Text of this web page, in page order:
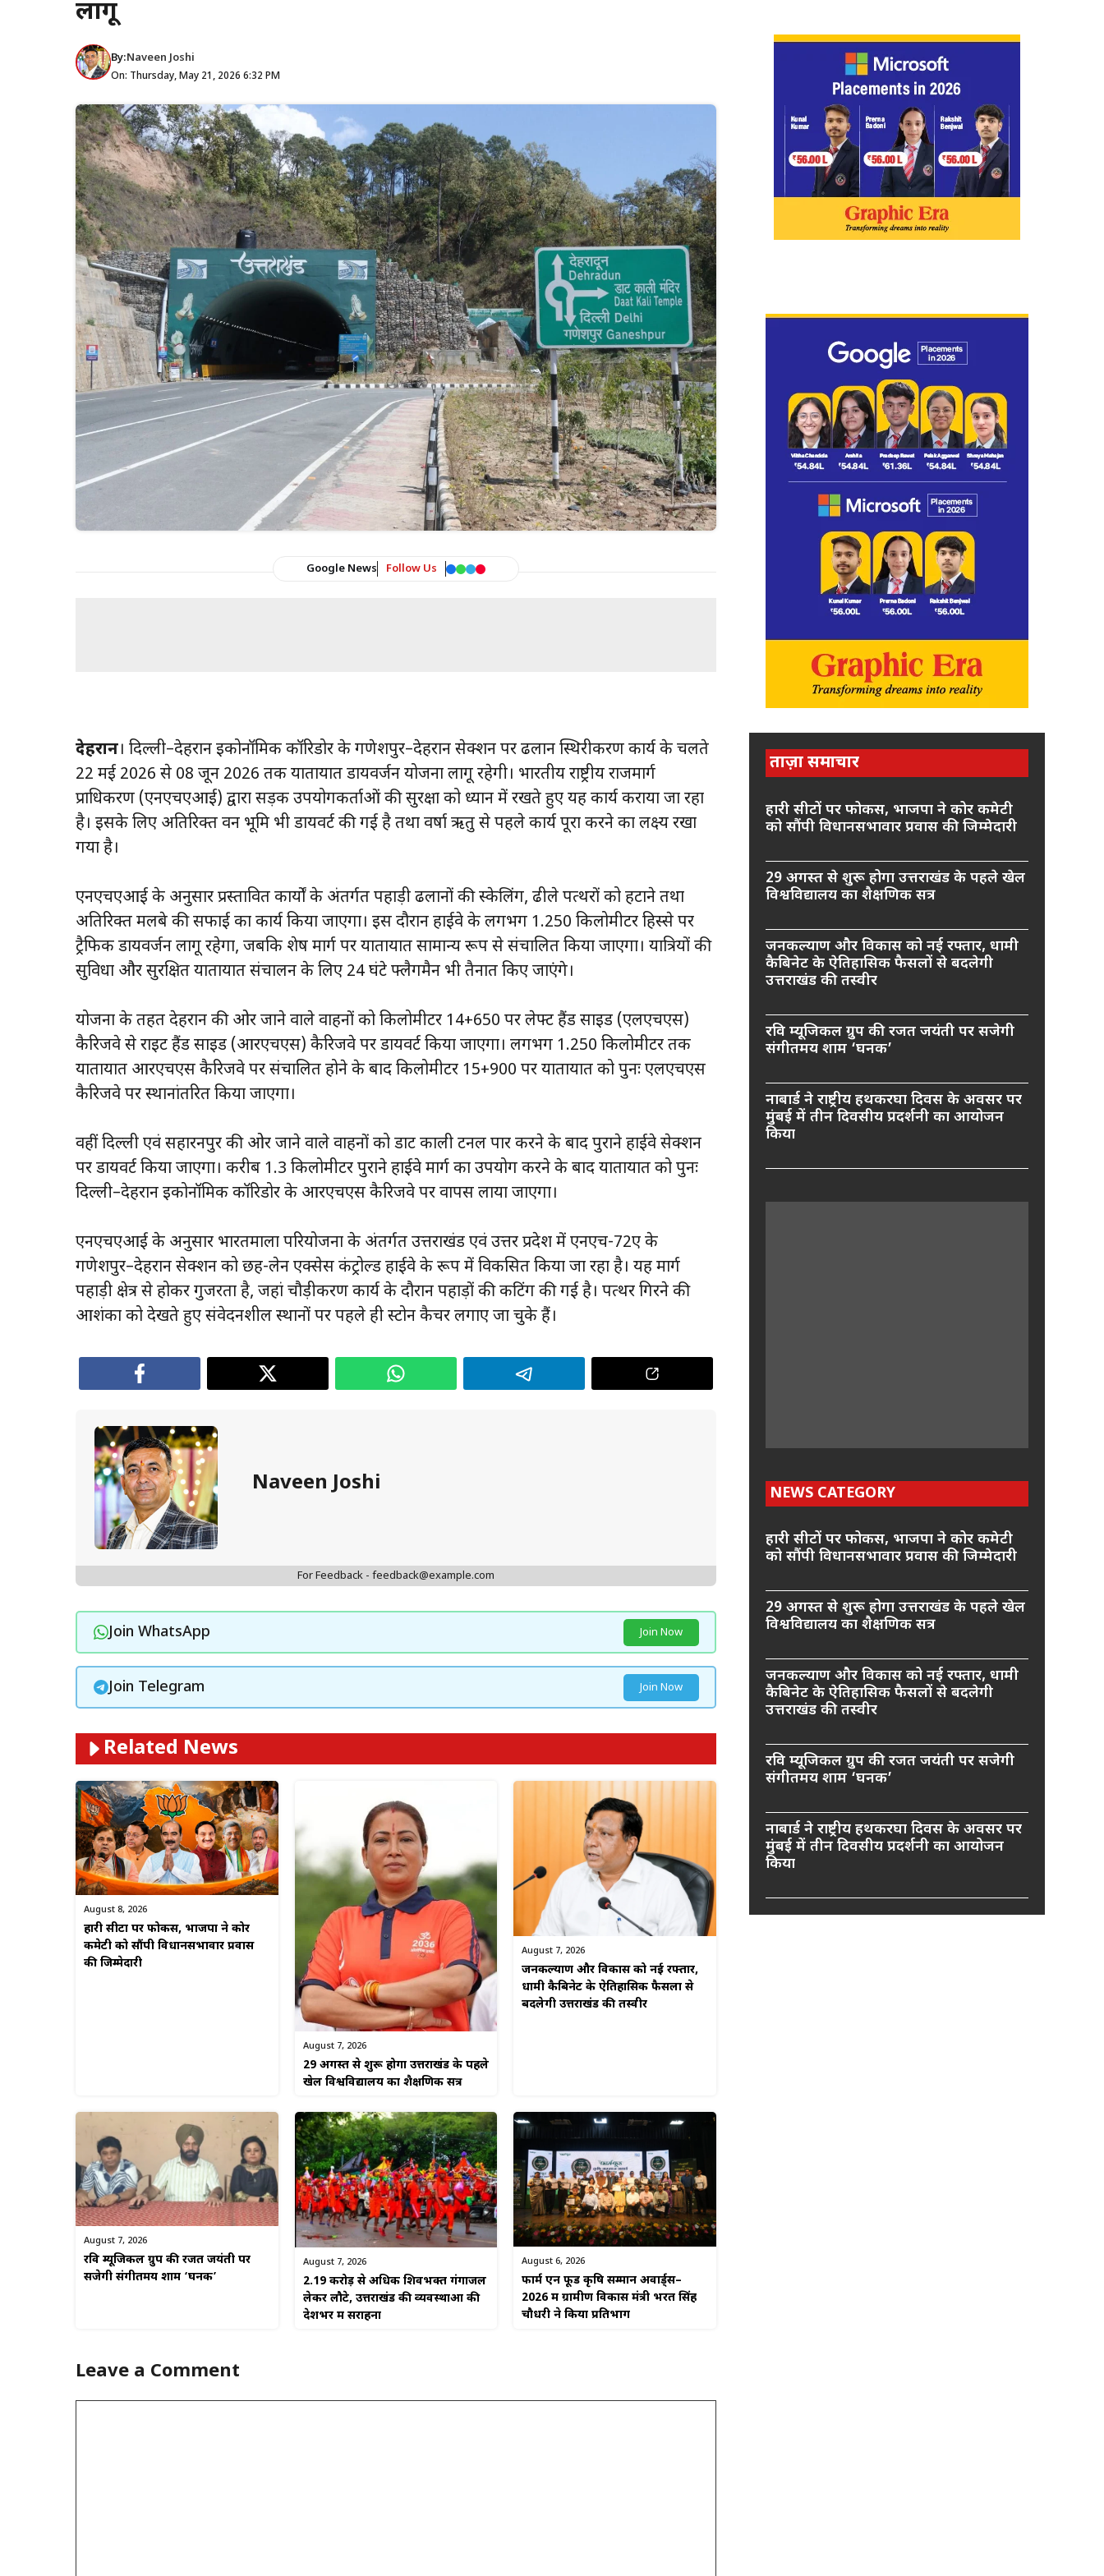
लागू
By:Naveen Joshi
On: Thursday, May 21, 2026 6:32 PM
Google News Follow Us
देहरादून। दिल्ली–देहरादून इकोनॉमिक कॉरिडोर के गणेशपुर–देहरादून सेक्शन पर ढलान स्थिरीकरण कार्य के चलते
22 मई 2026 से 08 जून 2026 तक यातायात डायवर्जन योजना लागू रहेगी। भारतीय राष्ट्रीय राजमार्ग
प्राधिकरण (एनएचएआई) द्वारा सड़क उपयोगकर्ताओं की सुरक्षा को ध्यान में रखते हुए यह कार्य कराया जा रहा
है। इसके लिए अतिरिक्त वन भूमि भी डायवर्ट की गई है तथा वर्षा ऋतु से पहले कार्य पूरा करने का लक्ष्य रखा
गया है।
एनएचएआई के अनुसार प्रस्तावित कार्यों के अंतर्गत पहाड़ी ढलानों की स्केलिंग, ढीले पत्थरों को हटाने तथा
अतिरिक्त मलबे की सफाई का कार्य किया जाएगा। इस दौरान हाईवे के लगभग 1.250 किलोमीटर हिस्से पर
ट्रैफिक डायवर्जन लागू रहेगा, जबकि शेष मार्ग पर यातायात सामान्य रूप से संचालित किया जाएगा। यात्रियों की
सुविधा और सुरक्षित यातायात संचालन के लिए 24 घंटे फ्लैगमैन भी तैनात किए जाएंगे।
योजना के तहत देहरादून की ओर जाने वाले वाहनों को किलोमीटर 14+650 पर लेफ्ट हैंड साइड (एलएचएस)
कैरिजवे से राइट हैंड साइड (आरएचएस) कैरिजवे पर डायवर्ट किया जाएगा। लगभग 1.250 किलोमीटर तक
यातायात आरएचएस कैरिजवे पर संचालित होने के बाद किलोमीटर 15+900 पर यातायात को पुनः एलएचएस
कैरिजवे पर स्थानांतरित किया जाएगा।
वहीं दिल्ली एवं सहारनपुर की ओर जाने वाले वाहनों को डाट काली टनल पार करने के बाद पुराने हाईवे सेक्शन
पर डायवर्ट किया जाएगा। करीब 1.3 किलोमीटर पुराने हाईवे मार्ग का उपयोग करने के बाद यातायात को पुनः
दिल्ली–देहरादून इकोनॉमिक कॉरिडोर के आरएचएस कैरिजवे पर वापस लाया जाएगा।
एनएचएआई के अनुसार भारतमाला परियोजना के अंतर्गत उत्तराखंड एवं उत्तर प्रदेश में एनएच-72ए के
गणेशपुर–देहरादून सेक्शन को छह-लेन एक्सेस कंट्रोल्ड हाईवे के रूप में विकसित किया जा रहा है। यह मार्ग
पहाड़ी क्षेत्र से होकर गुजरता है, जहां चौड़ीकरण कार्य के दौरान पहाड़ों की कटिंग की गई है। पत्थर गिरने की
आशंका को देखते हुए संवेदनशील स्थानों पर पहले ही स्टोन कैचर लगाए जा चुके हैं।
Naveen Joshi
For Feedback - feedback@example.com
Join WhatsApp Join Now
Join Telegram Join Now
Related News
August 8, 2026
हारी सीटों पर फोकस, भाजपा ने कोर
कमेटी को सौंपी विधानसभावार प्रवास
की जिम्मेदारी
August 7, 2026
29 अगस्त से शुरू होगा उत्तराखंड के पहले
खेल विश्वविद्यालय का शैक्षणिक सत्र
August 7, 2026
जनकल्याण और विकास को नई रफ्तार,
धामी कैबिनेट के ऐतिहासिक फैसलों से
बदलेगी उत्तराखंड की तस्वीर
August 7, 2026
रवि म्यूजिकल ग्रुप की रजत जयंती पर
सजेगी संगीतमय शाम ‘घनक’
August 7, 2026
2.19 करोड़ से अधिक शिवभक्त गंगाजल
लेकर लौटे, उत्तराखंड की व्यवस्थाओं की
देशभर में सराहना
August 6, 2026
फार्म एन फूड कृषि सम्मान अवार्ड्स–
2026 में ग्रामीण विकास मंत्री भरत सिंह
चौधरी ने किया प्रतिभाग
Leave a Comment
ताज़ा समाचार
हारी सीटों पर फोकस, भाजपा ने कोर कमेटी
को सौंपी विधानसभावार प्रवास की जिम्मेदारी
29 अगस्त से शुरू होगा उत्तराखंड के पहले खेल
विश्वविद्यालय का शैक्षणिक सत्र
जनकल्याण और विकास को नई रफ्तार, धामी
कैबिनेट के ऐतिहासिक फैसलों से बदलेगी
उत्तराखंड की तस्वीर
रवि म्यूजिकल ग्रुप की रजत जयंती पर सजेगी
संगीतमय शाम ‘घनक’
नाबार्ड ने राष्ट्रीय हथकरघा दिवस के अवसर पर
मुंबई में तीन दिवसीय प्रदर्शनी का आयोजन
किया
NEWS CATEGORY
हारी सीटों पर फोकस, भाजपा ने कोर कमेटी
को सौंपी विधानसभावार प्रवास की जिम्मेदारी
29 अगस्त से शुरू होगा उत्तराखंड के पहले खेल
विश्वविद्यालय का शैक्षणिक सत्र
जनकल्याण और विकास को नई रफ्तार, धामी
कैबिनेट के ऐतिहासिक फैसलों से बदलेगी
उत्तराखंड की तस्वीर
रवि म्यूजिकल ग्रुप की रजत जयंती पर सजेगी
संगीतमय शाम ‘घनक’
नाबार्ड ने राष्ट्रीय हथकरघा दिवस के अवसर पर
मुंबई में तीन दिवसीय प्रदर्शनी का आयोजन
किया